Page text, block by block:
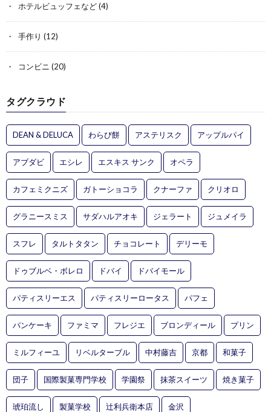
ホテルビュッフェなど(4)
手作り (12)
コンビニ (20)
タグクラウド
DEAN & DELUCA わらび餅 アステリスク アップルパイ
アブダビ エシレ エスキス サンク オペラ
カフェミクニズ ガトーショコラ クナーファ クリオロ
グラニースミス サダハルアオキ ジェラート ジュメイラ
スフレ タルトタタン チョコレート デリーモ
ドゥブルベ・ボレロ ドバイ ドバイモール
パティスリーエス パティスリーロータス パフェ
パンケーキ ファミマ フレジエ ブロンディール プリン
ミルフィーユ リベルターブル 中村藤吉 京都 和菓子
団子 国際製菓専門学校 学園祭 抹茶スイーツ 焼き菓子
琥珀流し 製菓学校 辻利兵衛本店 金沢